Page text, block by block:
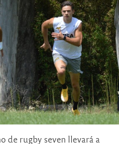
de rugby seven llevará a